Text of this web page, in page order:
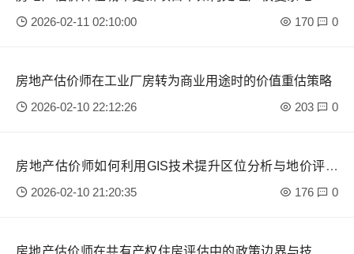
估值？
2026-02-11 02:10:00 170 0
房地产估价师在工业厂房转为商业用途时的价值重估策略
2026-02-10 22:12:26
203 0
房地产估价师如何利用GIS技术提升区位分析与地价评估
精度？
2026-02-10 21:20:35 176 0
房地产估价师在共有产权住房评估中的政策边界与技术要